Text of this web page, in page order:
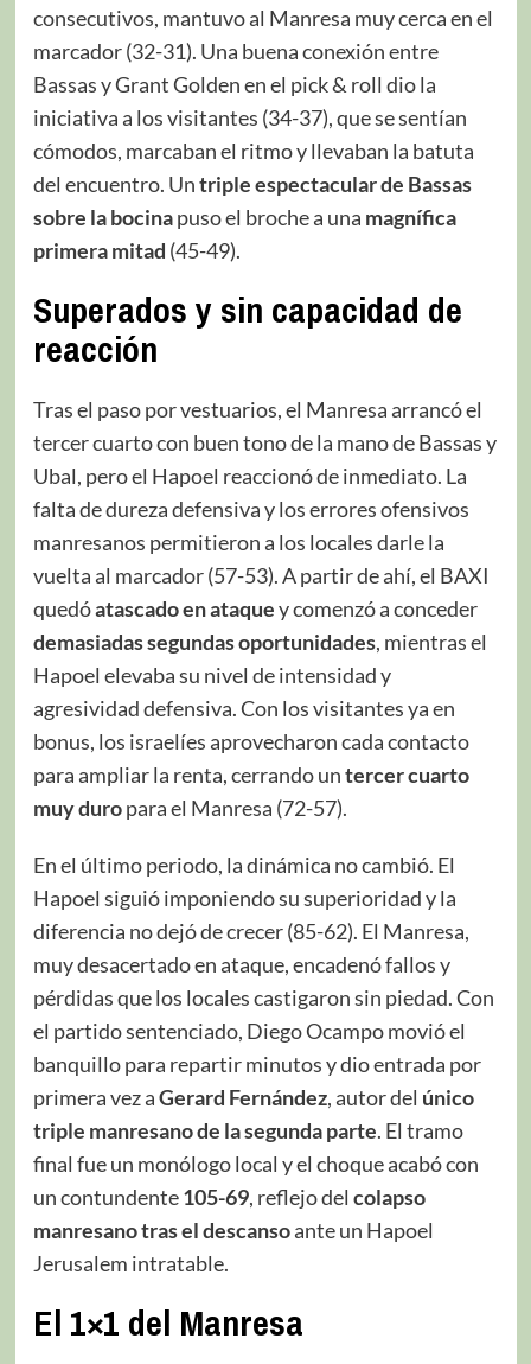
consecutivos, mantuvo al Manresa muy cerca en el
marcador (32-31). Una buena conexión entre
Bassas y Grant Golden en el pick & roll dio la
iniciativa a los visitantes (34-37), que se sentían
cómodos, marcaban el ritmo y llevaban la batuta
del encuentro. Untriple espectacular de Bassas
sobre la bocinapuso el broche a una magnífica
primera mitad (45-49).
Superados y sin capacidad de
reacción
Tras el paso por vestuarios, el Manresa arrancó el
tercer cuarto con buen tono de la mano de Bassas y
Ubal, pero el Hapoel reaccionó de inmediato. La
falta de dureza defensiva y los errores ofensivos
manresanos permitieron a los locales darle la
vuelta al marcador (57-53). A partir de ahí, el BAXI
quedóatascado en ataquey comenzó a conceder
demasiadas segundas oportunidades, mientras el
Hapoel elevaba su nivel de intensidad y
agresividad defensiva. Con los visitantes ya en
bonus, los israelíes aprovecharon cada contacto
para ampliar la renta, cerrando untercer cuarto
muy duropara el Manresa (72-57).
En el último periodo, la dinámica no cambió. El
Hapoel siguió imponiendo su superioridad y la
diferencia no dejó de crecer (85-62). El Manresa,
muy desacertado en ataque, encadenó fallos y
pérdidas que los locales castigaron sin piedad. Con
el partido sentenciado, Diego Ocampo movió el
banquillo para repartir minutos y dio entrada por
primera vez aGerard Fernández, autor del único
triple manresano de la segunda parte. El tramo
final fue un monólogo local y el choque acabó con
un contundente105-69, reflejo del colapso
manresano tras el descansoante un Hapoel
Jerusalem intratable.
El 1×1 del Manresa